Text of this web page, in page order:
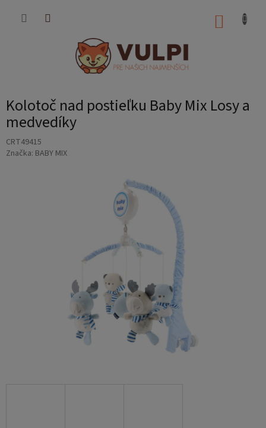
Kolotoč nad postieľku Baby Mix Losy a
medvedíky
CRT49415
Značka: BABY MIX